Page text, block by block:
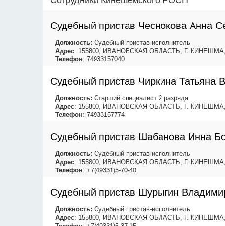
Судебный пристав Чеснокова Анна
Должность: Судебный пристав-исполнитель
Адрес: 155800, ИВАНОВСКАЯ ОБЛАСТЬ, Г.
Телефон: 74933157040
Судебный пристав Чиркина Татьяна
Должность: Старший специалист 2 разряда
Адрес: 155800, ИВАНОВСКАЯ ОБЛАСТЬ, Г.
Телефон: 74933157774
Судебный пристав Шабанова Инна
Должность: Судебный пристав-исполнитель
Адрес: 155800, ИВАНОВСКАЯ ОБЛАСТЬ, Г.
Телефон: +7(49331)5-70-40
Судебный пристав Шурыгин
Должность: Судебный пристав-исполнитель
Адрес: 155800, ИВАНОВСКАЯ ОБЛАСТЬ, Г.